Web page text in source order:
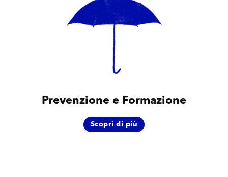
Prevenzione e Formazione
Scopri di più